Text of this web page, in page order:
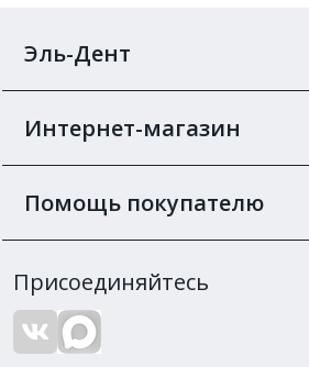
Эль-Дент
Интернет-магазин
Помощь покупателю
Присоединяйтесь